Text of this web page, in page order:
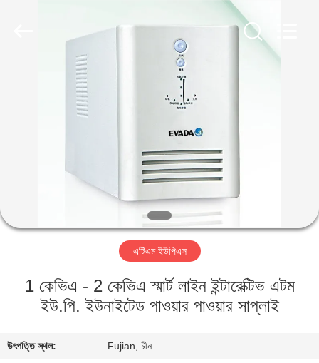
কারখানা
এটিএম ইউপিএস
1 কেভিএ - 2 কেভিএ স্মার্ট লাইন ইন্টারেক্টিভ এটম
ইউ.পি. ইউনাইটেড পাওয়ার পাওয়ার সাপ্লাই
উৎপত্তি স্থল: Fujian, চীন